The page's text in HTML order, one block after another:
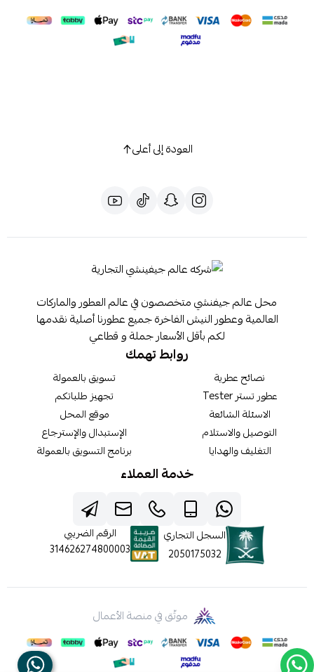
العودة إلى أعلى
محل عالم جيفنشي متخصصون في عالم العطور والماركات
العالمية وعطور النيش الفاخرة جميع عطورنا أصلية نقدمها
لكم بأقل الأسعار جملة و قطاعي
روابط تهمك
نصائح عطرية
عطور تستر Tester
الاسئلة الشائعة
التوصيل والاستلام
التغليف والهدايا
تسويق بالعمولة
تجهيز طلباتكم
موقع المحل
الإستبدال والإسترجاع
برنامج التسويق بالعمولة
خدمة العملاء
السجل التجاري
2050175032
الرقم الضريبي
314626274800003
موثّق في منصة الأعمال